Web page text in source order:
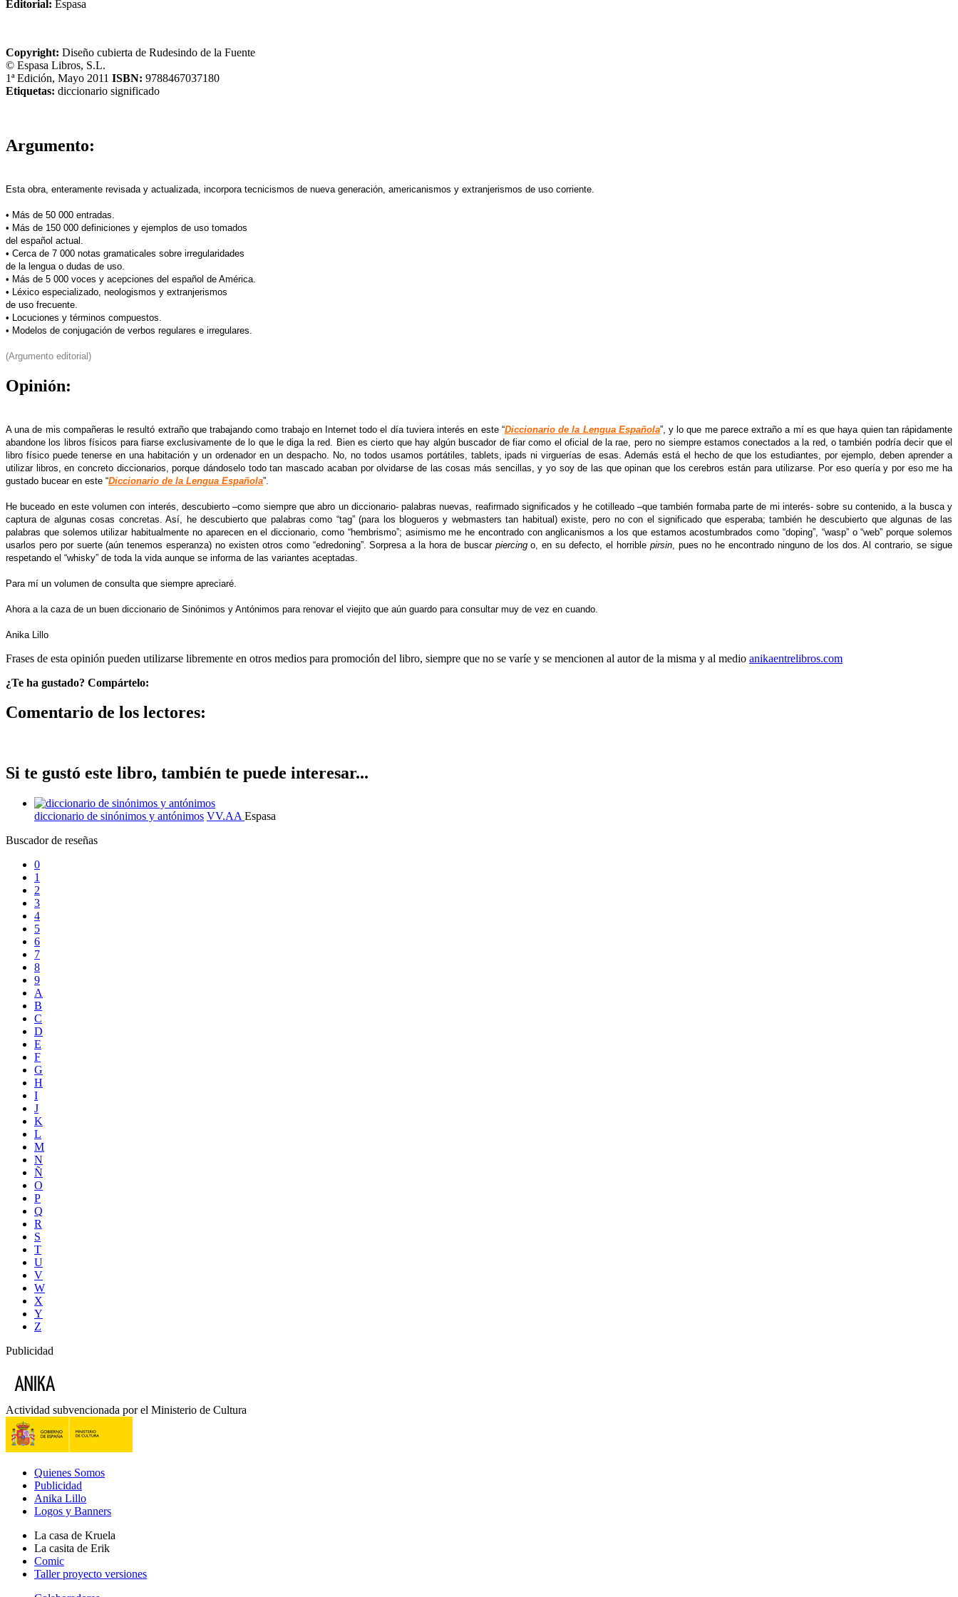
Editorial: Espasa
Copyright: Diseño cubierta de Rudesindo de la Fuente
© Espasa Libros, S.L.
1ª Edición, Mayo 2011 ISBN: 9788467037180
Etiquetas: diccionario significado
Argumento:
Esta obra, enteramente revisada y actualizada, incorpora tecnicismos de nueva generación, americanismos y extranjerismos de uso corriente.
• Más de 50 000 entradas.
• Más de 150 000 definiciones y ejemplos de uso tomados
del español actual.
• Cerca de 7 000 notas gramaticales sobre irregularidades
de la lengua o dudas de uso.
• Más de 5 000 voces y acepciones del español de América.
• Léxico especializado, neologismos y extranjerismos
de uso frecuente.
• Locuciones y términos compuestos.
• Modelos de conjugación de verbos regulares e irregulares.
(Argumento editorial)
Opinión:
A una de mis compañeras le resultó extraño que trabajando como trabajo en Internet todo el día tuviera interés en este “Diccionario de la Lengua Española”, y lo que me parece extraño a mí es que haya quien tan rápidamente
abandone los libros físicos para fiarse exclusivamente de lo que le diga la red. Bien es cierto que hay algún buscador de fiar como el oficial de la rae, pero no siempre estamos conectados a la red, o también podría decir que el
libro físico puede tenerse en una habitación y un ordenador en un despacho. No, no todos usamos portátiles, tablets, ipads ni virguerías de esas. Además está el hecho de que los estudiantes, por ejemplo, deben aprender a
utilizar libros, en concreto diccionarios, porque dándoselo todo tan mascado acaban por olvidarse de las cosas más sencillas, y yo soy de las que opinan que los cerebros están para utilizarse. Por eso quería y por eso me ha
gustado bucear en este “Diccionario de la Lengua Española”.
He buceado en este volumen con interés, descubierto –como siempre que abro un diccionario- palabras nuevas, reafirmado significados y he cotilleado –que también formaba parte de mi interés- sobre su contenido, a la busca y
captura de algunas cosas concretas. Así, he descubierto que palabras como “tag” (para los blogueros y webmasters tan habitual) existe, pero no con el significado que esperaba; también he descubierto que algunas de las
palabras que solemos utilizar habitualmente no aparecen en el diccionario, como “hembrismo”; asimismo me he encontrado con anglicanismos a los que estamos acostumbrados como “doping”, “wasp” o “web” porque solemos
usarlos pero por suerte (aún tenemos esperanza) no existen otros como “edredoning”. Sorpresa a la hora de buscar piercingo, en su defecto, el horrible pirsin, pues no he encontrado ninguno de los dos. Al contrario, se sigue
respetando el “whisky” de toda la vida aunque se informa de las variantes aceptadas.
Para mí un volumen de consulta que siempre apreciaré.
Ahora a la caza de un buen diccionario de Sinónimos y Antónimos para renovar el viejito que aún guardo para consultar muy de vez en cuando.
Anika Lillo
Frases de esta opinión pueden utilizarse libremente en otros medios para promoción del libro, siempre que no se varíe y se mencionen al autor de la misma y al medio anikaentrelibros.com
¿Te ha gustado? Compártelo:
Comentario de los lectores:
Si te gustó este libro, también te puede interesar...
diccionario de sinónimos y antónimos VV.AA Espasa
Buscador de reseñas
0
1
2
3
4
5
6
7
8
9
A
B
C
D
E
F
G
H
I
J
K
L
M
N
Ñ
O
P
Q
R
S
T
U
V
W
X
Y
Z
Publicidad
Actividad subvencionada por el Ministerio de Cultura
Quienes Somos
Publicidad
Anika Lillo
Logos y Banners
La casa de Kruela
La casita de Erik
Comic
Taller proyecto versiones